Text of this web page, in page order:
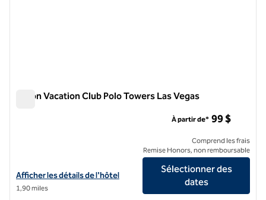
Hilton Vacation Club Polo Towers Las Vegas
Afficher les détails de l'hôtel Hilton Vacation Club Polo Towers Las
Afficher les détails de l'hôtel
1,90 miles
À partir de* 99 $
Comprend les frais
Remise Honors, non remboursable
Sélectionner des
dates